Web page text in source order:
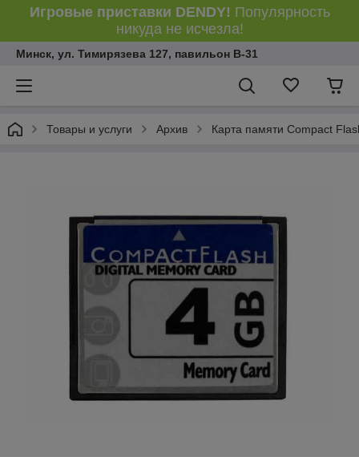
Игровые приставки DENDY! Популярность
никуда не исчезла!
Минск, ул. Тимирязева 127, павильон В-31
Товары и услуги Архив Карта памяти Compact